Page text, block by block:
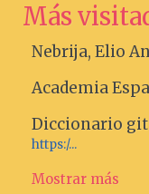
Más
Nebrija, Elio
Academia
Diccionario
https:/...
Mostrar más